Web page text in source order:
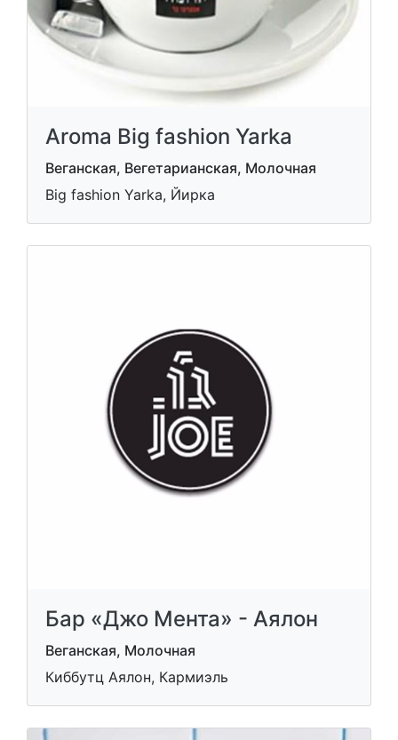
Aroma Big fashion Yarka
Веганская, Вегетарианская, Молочная
Big fashion Yarka, Йирка
Бар «Джо Мента» - Аялон
Веганская, Молочная
Киббутц Аялон, Кармиэль